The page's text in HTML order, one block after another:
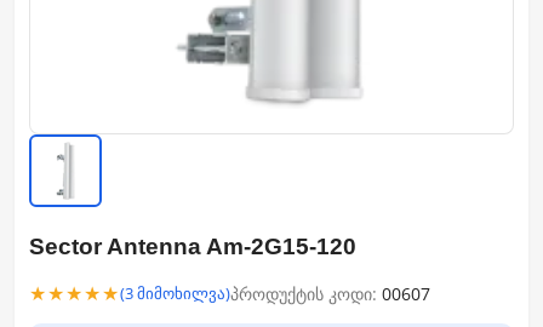
Sector Antenna Am-2G15-120
★★★★★(3 მიმოხილვა)პროდუქტის კოდი: 00607